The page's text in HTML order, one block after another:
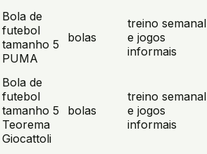
Bola de
futebol
tamanho 5
PUMA
bolas
treino semanal
e jogos
informais
Bola de
futebol
tamanho 5
Teorema
Giocattoli
bolas
treino semanal
e jogos
informais